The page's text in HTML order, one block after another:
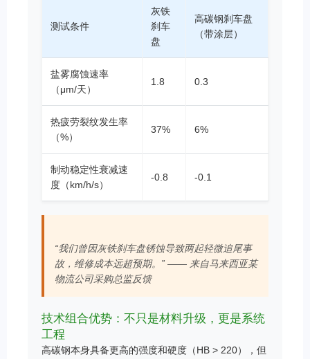
测试条件
灰铁
刹车
盘
高碳钢刹车盘
（带涂层）
盐雾腐蚀速率
（μm/天）
1.8 0.3
热疲劳裂纹发生率
（%）
37% 6%
制动稳定性衰减速
度（km/h/s）
-0.8 -0.1
“我们曾因灰铁刹车盘锈蚀导致两起轻微追尾事
故，维修成本远超预期。” —— 来自马来西亚某
物流公司采购总监反馈
技术组合优势：不只是材料升级，更是系统
工程
高碳钢本身具备更高的强度和硬度（HB > 220），但